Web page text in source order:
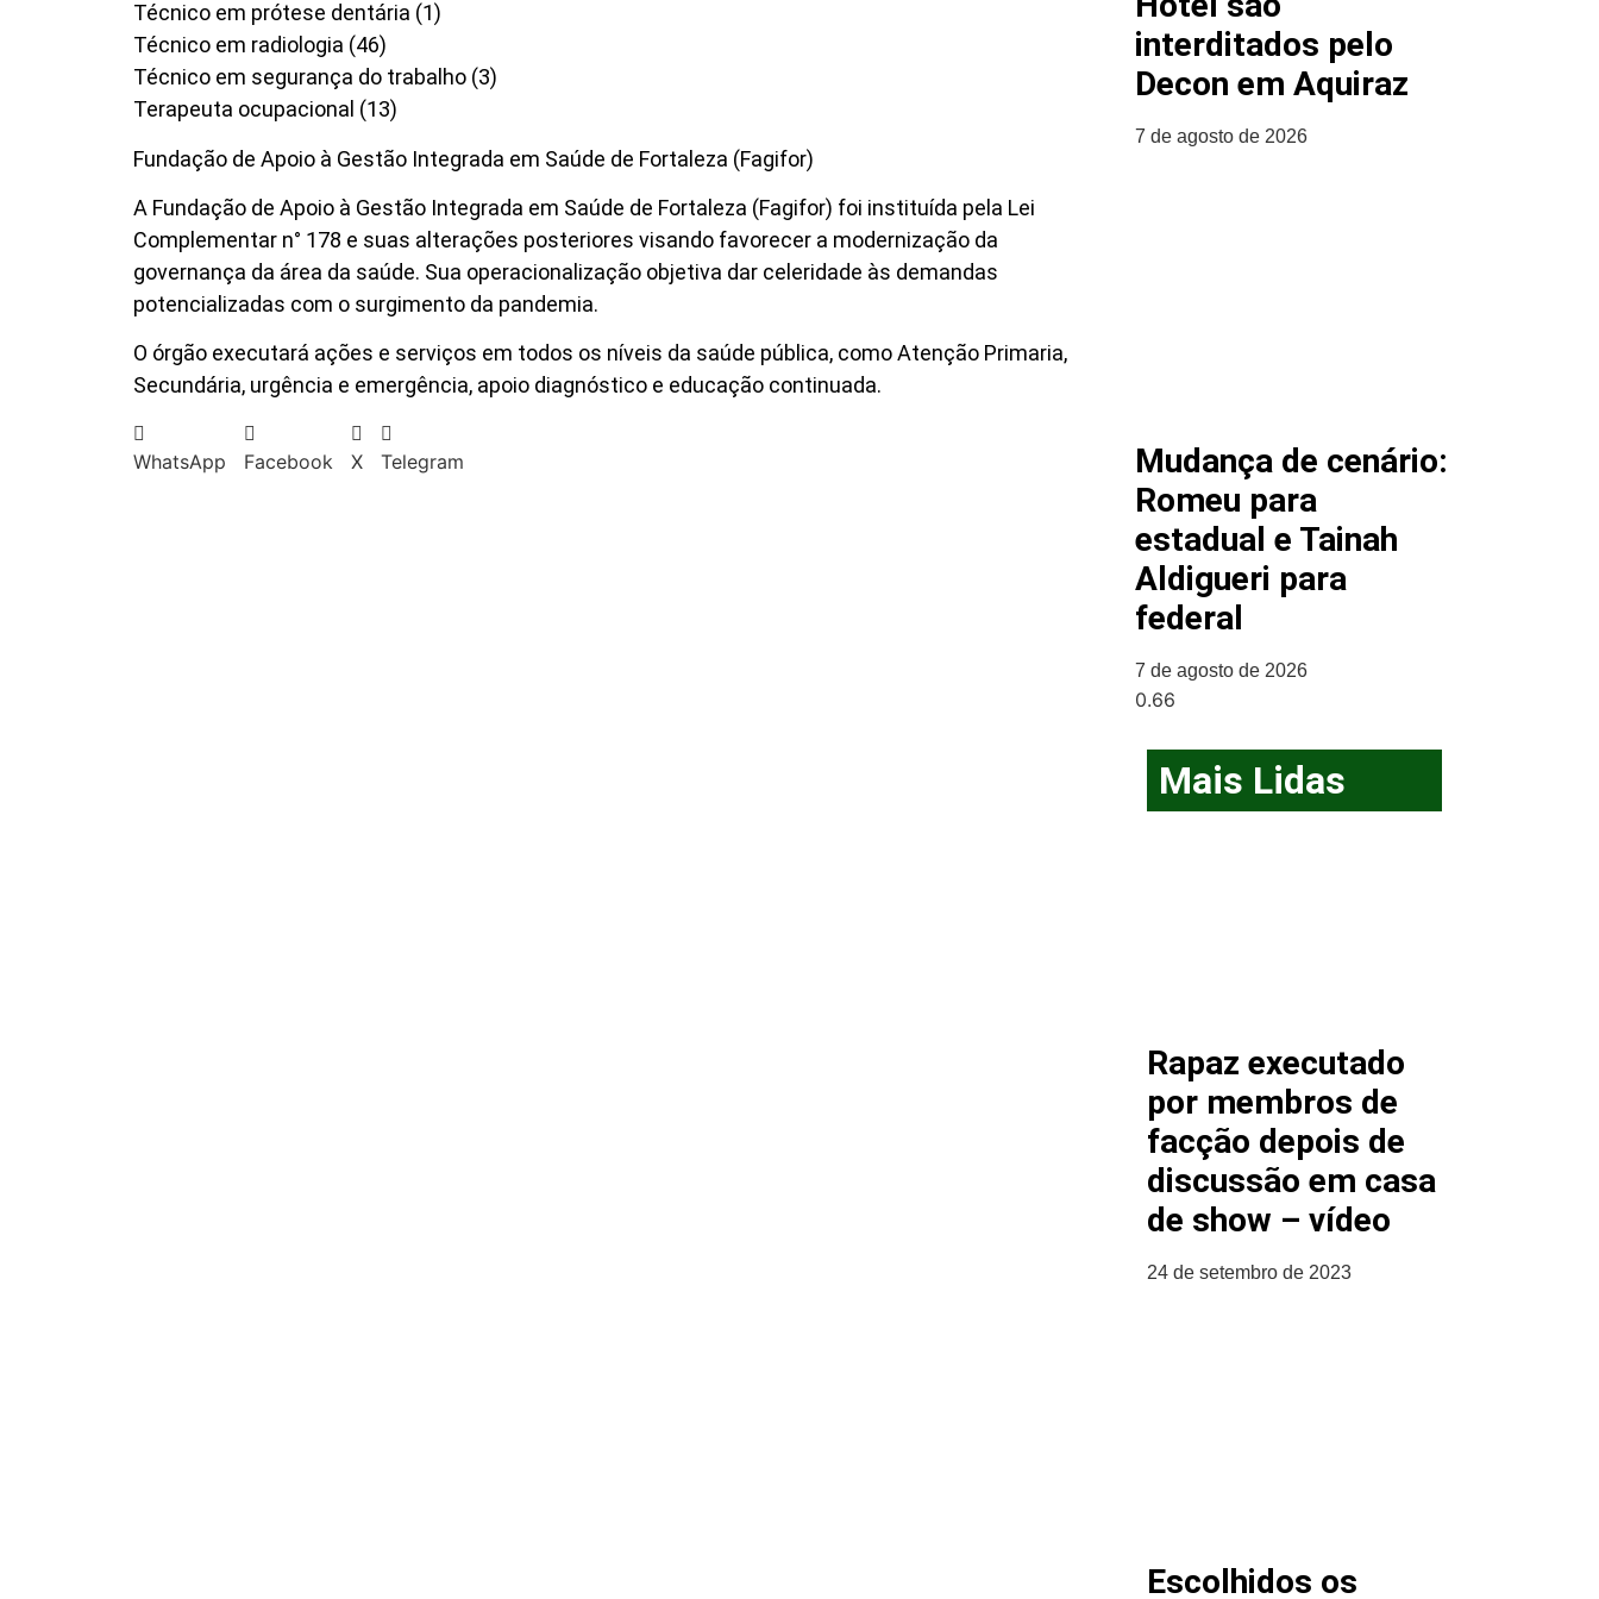
Técnico em prótese dentária (1)
Técnico em radiologia (46)
Técnico em segurança do trabalho (3)
Terapeuta ocupacional (13)
Fundação de Apoio à Gestão Integrada em Saúde de Fortaleza (Fagifor)
A Fundação de Apoio à Gestão Integrada em Saúde de Fortaleza (Fagifor) foi instituída pela Lei
Complementar n° 178 e suas alterações posteriores visando favorecer a modernização da
governança da área da saúde. Sua operacionalização objetiva dar celeridade às demandas
potencializadas com o surgimento da pandemia.
O órgão executará ações e serviços em todos os níveis da saúde pública, como Atenção Primaria,
Secundária, urgência e emergência, apoio diagnóstico e educação continuada.
WhatsApp Facebook X Telegram
interditados pelo
Decon em Aquiraz
7 de agosto de 2026
Mudança de cenário:
Romeu para
estadual e Tainah
Aldigueri para
federal
7 de agosto de 2026
Mais Lidas
Rapaz executado
por membros de
facção depois de
discussão em casa
de show – vídeo
24 de setembro de 2023
Escolhidos os